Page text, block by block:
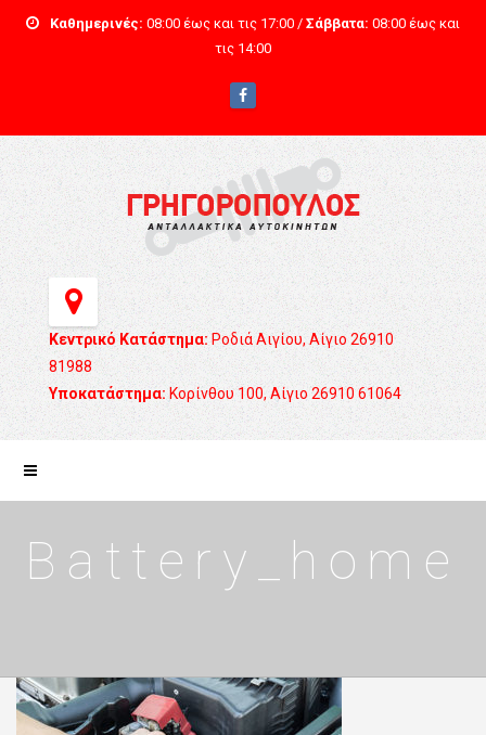
Καθημερινές: 08:00 έως και τις 17:00 / Σάββατα: 08:00 έως και
τις 14:00
Κεντρικό Κατάστημα: Ροδιά Αιγίου, Αίγιο 26910
81988
Υποκατάστημα: Κορίνθου 100, Αίγιο 26910 61064
Battery_home